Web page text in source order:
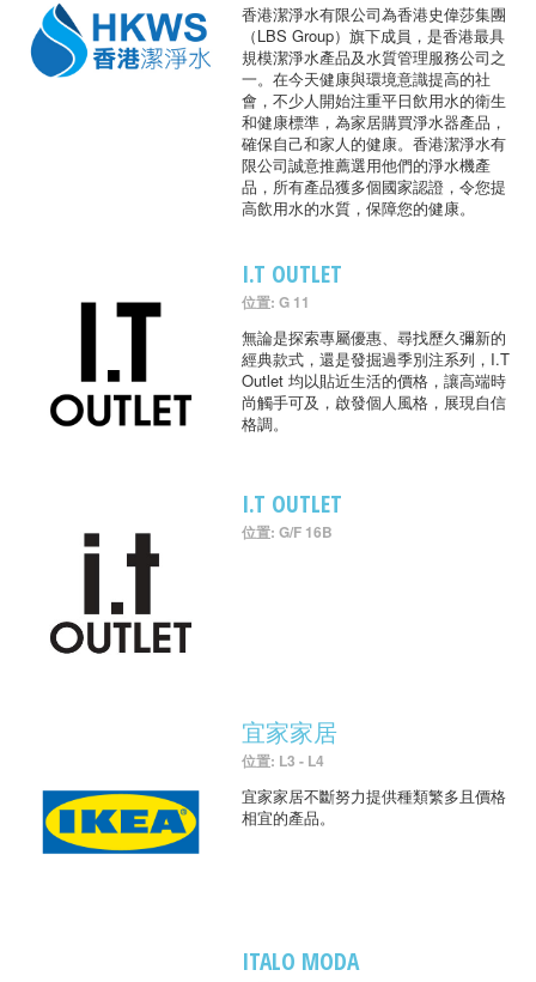
香港潔淨水有限公司為香港史偉莎集團
（LBS Group）旗下成員，是香港最具
規模潔淨水產品及水質管理服務公司之
一。在今天健康與環境意識提高的社
會，不少人開始注重平日飲用水的衛生
和健康標準，為家居購買淨水器產品，
確保自己和家人的健康。香港潔淨水有
限公司誠意推薦選用他們的淨水機產
品，所有產品獲多個國家認證，令您提
高飲用水的水質，保障您的健康。
I.T OUTLET
位置: G 11
無論是探索專屬優惠、尋找歷久彌新的
經典款式，還是發掘過季別注系列，I.T
Outlet 均以貼近生活的價格，讓高端時
尚觸手可及，啟發個人風格，展現自信
格調。
I.T OUTLET
位置: G/F 16B
宜家家居
位置: L3 - L4
宜家家居不斷努力提供種類繁多且價格
相宜的產品。
ITALO MODA